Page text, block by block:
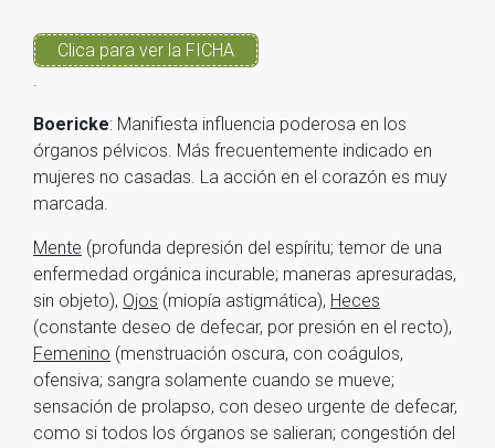
Clica para ver la FICHA
.
Boericke: Manifiesta influencia poderosa en los
órganos pélvicos. Más frecuentemente indicado en
mujeres no casadas. La acción en el corazón es muy
marcada.
Mente (profunda depresión del espíritu; temor de una
enfermedad orgánica incurable; maneras apresuradas,
sin objeto), Ojos (miopía astigmática), Heces
(constante deseo de defecar, por presión en el recto),
Femenino (menstruación oscura, con coágulos,
ofensiva; sangra solamente cuando se mueve;
sensación de prolapso, con deseo urgente de defecar,
como si todos los órganos se salieran; congestión del